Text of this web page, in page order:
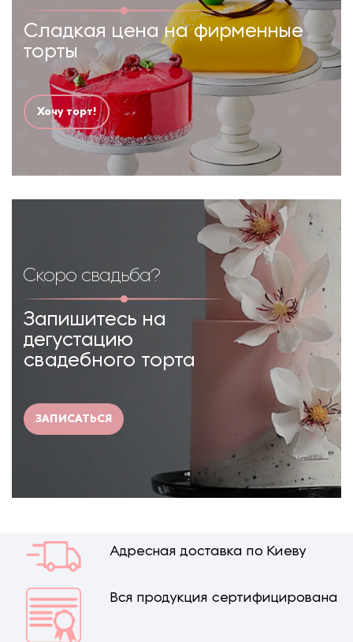
Сладкая цена на фирменные
торты
Хочу торт!
Скоро свадьба?
Запишитесь на
дегустацию
свадебного торта
ЗАПИСАТЬСЯ
Адресная доставка по Киеву
Вся продукция сертифицирована